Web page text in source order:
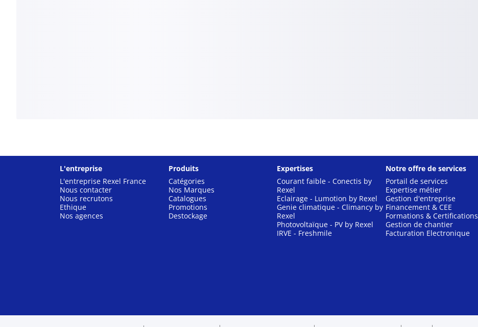
L'entreprise
L'entreprise Rexel France
Nous contacter
Nous recrutons
Ethique
Nos agences
Produits
Catégories
Nos Marques
Catalogues
Promotions
Destockage
Expertises
Courant faible - Conectis by
Rexel
Eclairage - Lumotion by Rexel
Genie climatique - Climancy by
Rexel
Photovoltaïque - PV by Rexel
IRVE - Freshmile
Notre offre de services
Portail de services
Expertise métier
Gestion d'entreprise
Financement & CEE
Formations & Certifications
Gestion de chantier
Facturation Electronique